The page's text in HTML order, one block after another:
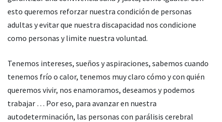
esto queremos reforzar nuestra condición de personas
adultas y evitar que nuestra discapacidad nos condicione
como personas y limite nuestra voluntad.
Tenemos intereses, sueños y aspiraciones, sabemos cuando
tenemos frío o calor, tenemos muy claro cómo y con quién
queremos vivir, nos enamoramos, deseamos y podemos
trabajar … Por eso, para avanzar en nuestra
autodeterminación, las personas con parálisis cerebral